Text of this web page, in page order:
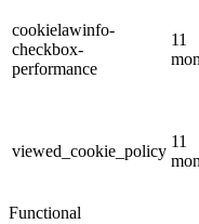
cookielawinfo-
checkbox-
performance
11
viewed_cookie_policy
11
Functional